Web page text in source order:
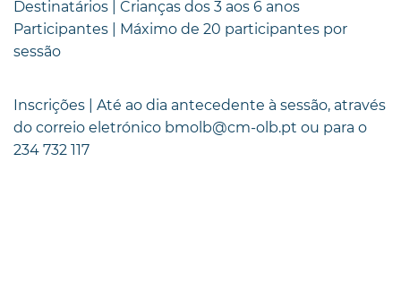
Destinatários | Crianças dos 3 aos 6 anos
Participantes | Máximo de 20 participantes por
sessão
Inscrições | Até ao dia antecedente à sessão, através
do correio eletrónico bmolb@cm-olb.pt ou para o
234 732 117